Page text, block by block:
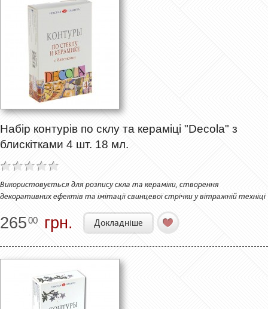
Набір контурів по склу та кераміці "Decola" з
блискітками 4 шт. 18 мл.
Використовується для розпису скла та кераміки, створення
декоративних ефектів та імітації свинцевої стрічки у вітражній техніці
26500 грн. Докладніше